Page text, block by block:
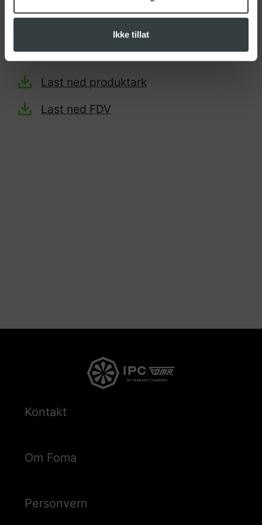
Ikke tillat
Last ned produktark
Last ned FDV
Kontakt
Om Foma
Personvern